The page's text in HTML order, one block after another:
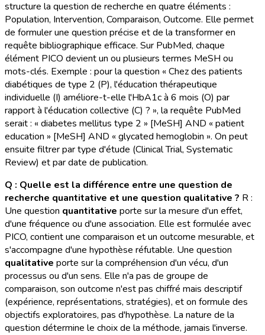
structure la question de recherche en quatre éléments :
Population, Intervention, Comparaison, Outcome. Elle permet
de formuler une question précise et de la transformer en
requête bibliographique efficace. Sur PubMed, chaque
élément PICO devient un ou plusieurs termes MeSH ou
mots-clés. Exemple : pour la question « Chez des patients
diabétiques de type 2 (P), l'éducation thérapeutique
individuelle (I) améliore-t-elle l'HbA1c à 6 mois (O) par
rapport à l'éducation collective (C) ? », la requête PubMed
serait : « diabetes mellitus type 2 » [MeSH] AND « patient
education » [MeSH] AND « glycated hemoglobin ». On peut
ensuite filtrer par type d'étude (Clinical Trial, Systematic
Review) et par date de publication.
Q : Quelle est la différence entre une question de
recherche quantitative et une question qualitative ? R :
Une question quantitative porte sur la mesure d'un effet,
d'une fréquence ou d'une association. Elle est formulée avec
PICO, contient une comparaison et un outcome mesurable, et
s'accompagne d'une hypothèse réfutable. Une question
qualitative porte sur la compréhension d'un vécu, d'un
processus ou d'un sens. Elle n'a pas de groupe de
comparaison, son outcome n'est pas chiffré mais descriptif
(expérience, représentations, stratégies), et on formule des
objectifs exploratoires, pas d'hypothèse. La nature de la
question détermine le choix de la méthode, jamais l'inverse.